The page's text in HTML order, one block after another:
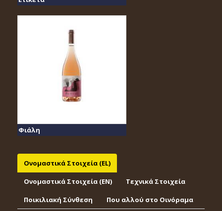
Φιάλη
Ονομαστικά Στοιχεία (EL)
Ονομαστικά Στοιχεία (EΝ) Τεχνικά Στοιχεία
Ποικιλιακή Σύνθεση Που αλλού στο Οινόραμα